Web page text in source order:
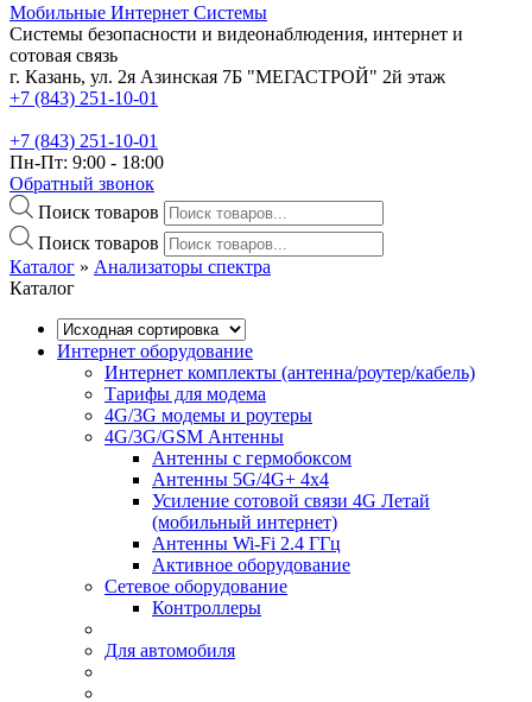
Мобильные Интернет Системы
Системы безопасности и видеонаблюдения, интернет и
сотовая связь
г. Казань, ул. 2я Азинская 7Б "МЕГАСТРОЙ" 2й этаж
+7 (843) 251-10-01
+7 (843) 251-10-01
Пн-Пт: 9:00 - 18:00
Обратный звонок
Поиск товаров
Поиск товаров
Каталог »‎ Анализаторы спектра
Каталог
Интернет оборудование
Интернет комплекты (антенна/роутер/кабель)
Тарифы для модема
4G/3G модемы и роутеры
4G/3G/GSM Антенны
Антенны с гермобоксом
Антенны 5G/4G+ 4x4
Усиление сотовой связи 4G Летай
(мобильный интернет)
Антенны Wi-Fi 2.4 ГГц
Активное оборудование
Сетевое оборудование
Контроллеры
Для автомобиля